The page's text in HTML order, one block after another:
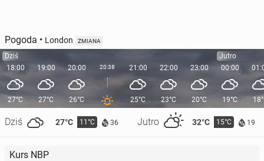
Pogoda • London ZMIANA
Dziś
18:00
27°C
Dziś 27°C 11°C 36 Jutro 32°C 15°C 19
19:00
27°C
20:00
26°C
20:38 21:00
25°C
22:00
23°C
23:00
20°C
Jutro
00:00
19°C
Kurs NBP